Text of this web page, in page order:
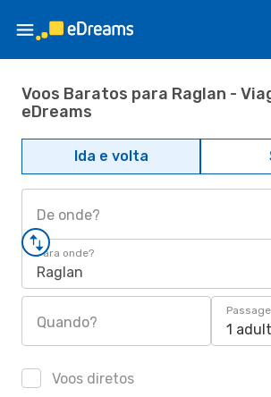
Voos Baratos para Raglan -
eDreams
Ida e volta
De onde?
Para onde?
Raglan
Quando? 1
Voos diretos